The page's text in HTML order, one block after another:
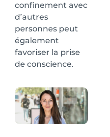
confinement avec
d’autres
personnes peut
également
favoriser la prise
de conscience.